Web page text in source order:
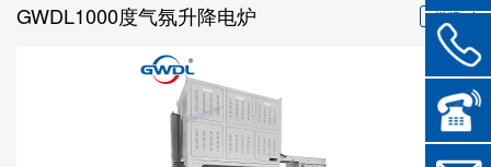
GWDL1000度气氛升降电炉 视频